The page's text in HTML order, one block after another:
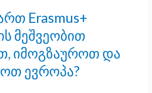
Erasmus+
მეშვეობით
იმოგზაუროთ და
ევროპა?